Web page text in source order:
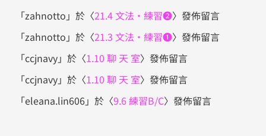
「zahnotto 」於〈21.4 文法・練習❷〉發佈留言
「zahnotto 」於〈21.3 文法・練習❶〉發佈留言
「ccjnavy」於〈1.10 聊 天 室〉發佈留言
「ccjnavy」於〈1.10 聊 天 室〉發佈留言
「eleana.lin606」於〈9.6 練習B/C〉發佈留言